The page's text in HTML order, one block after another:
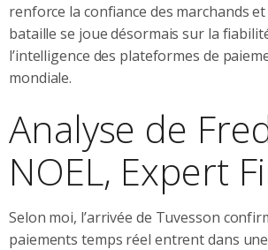
renforce la confiance des marchands
bataille se joue désormais sur la
l’intelligence des plateformes de
mondiale.
Analyse de
NOEL, Expert
Selon moi, l’arrivée de Tuvesson
paiements temps réel entrent dans